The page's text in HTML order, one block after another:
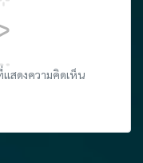
สดงความคิดเห็น